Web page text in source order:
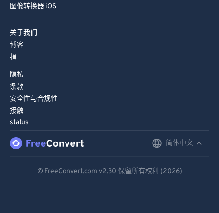
图像转换器 iOS
关于我们
博客
捐
隐私
条款
安全性与合规性
接触
status
简体中文
© FreeConvert.com v2.30 保留所有权利 (2026)